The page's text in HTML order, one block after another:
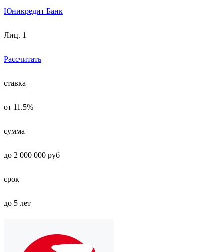
Юникредит Банк
Лиц. 1
Рассчитать
ставка
от 11.5%
сумма
до 2 000 000 руб
срок
до 5 лет